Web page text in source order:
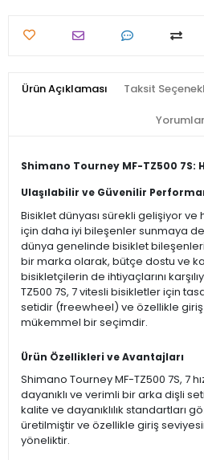
Ürün Açıklaması Taksit
Yorumlar
Shimano Tourney MF-TZ500 7S:
Ulaşılabilir ve Güvenilir
Bisiklet dünyası sürekli gelişiyor
için daha iyi bileşenler sunmaya
dünya genelinde bisiklet
bir marka olarak, bütçe dostu ve
bisikletçilerin de ihtiyaçlarını
TZ500 7S, 7 vitesli bisikletler için
setidir (freewheel) ve özellikle
mükemmel bir seçimdir.
Ürün Özellikleri ve Avantajları
Shimano Tourney MF-TZ500 7S, 7
dayanıklı ve verimli bir arka dişli
kalite ve dayanıklılık standartları
üretilmiştir ve özellikle giriş
yöneliktir.